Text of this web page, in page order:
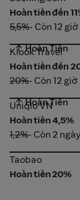
Hoàn tiền đến
5,5%• Còn 12 giờ
Klook Travel
↑ Hoàn Tiền
Klook Travel
Hoàn tiền đến
20%• Còn 12 giờ
Uniqlo VN
↑ Hoàn Tiền
Uniqlo VN
Hoàn tiền 4,5%
1,2%• Còn 2 ngày
Taobao
Taobao
Hoàn tiền 20%